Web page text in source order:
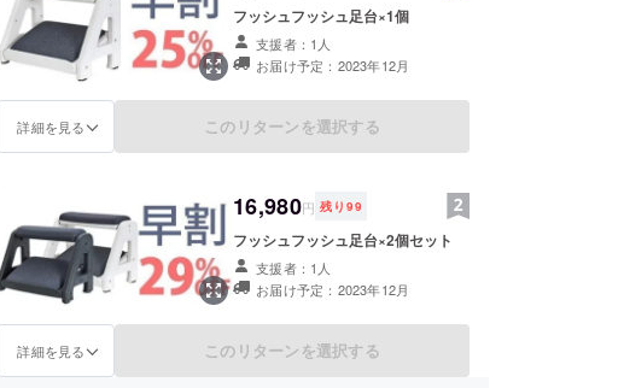
フッシュフッシュ足台×1個
支援者：1人
お届け予定：2023年12月
詳細を見る このリターンを選択する
16,980円 残り 99
フッシュフッシュ足台×2個セット
支援者：1人
お届け予定：2023年12月
詳細を見る このリターンを選択する